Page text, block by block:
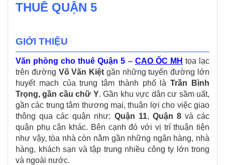
THUÊ QUẬN 5
GIỚI THIỆU
Văn phòng cho thuê Quận 5 – CAO ỐC MH tọa lạc
trên đường Võ Văn Kiệt gần những tuyến đường lớn
huyết mạch của trung tâm thành phố làTrần Bình
Trọng, gần cầu chữ Y. Gần khu vực dân cư sầm uất,
gần các trung tâm thương mại, thuận lợi cho việc giao
thông qua các quận như: Quận 11, Quận 8và các
quận phụ cận khác. Bên cạnh đó với vị trí thuận tiện
như vậy, tòa nhà còn nằm gần những ngân hàng, nhà
hàng, khách sạn và tập trung nhiều công ty lớn trong
và ngoài nước.